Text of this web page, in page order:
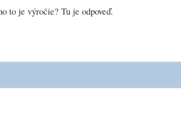
to je výročie? Tu je odpoveď.